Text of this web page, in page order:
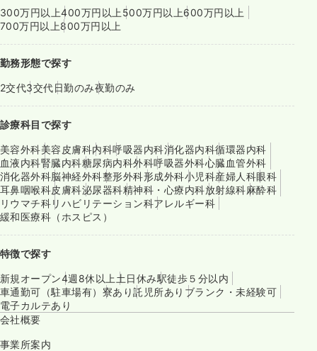
300万円以上400万円以上 500万円以上600万円以上
700万円以上800万円以上
勤務形態で探す
2交代3交代日勤のみ夜勤のみ
診療科目で探す
美容外科美容皮膚科内科呼吸器内科消化器内科循環器内科
血液内科腎臓内科糖尿病内科外科呼吸器外科心臓血管外科
消化器外科脳神経外科整形外科形成外科小児科産婦人科眼科
耳鼻咽喉科皮膚科泌尿器科精神科・心療内科放射線科麻酔科
リウマチ科リハビリテーション科アレルギー科
緩和医療科（ホスピス）
特徴で探す
新規オープン4週8休以上 土日休み駅徒歩５分以内
車通勤可（駐車場有） 寮あり託児所あり ブランク・未経験可
電子カルテあり
会社概要
事業所案内